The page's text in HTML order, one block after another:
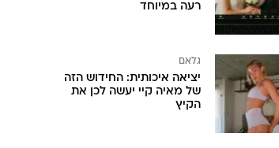
רעה במיוחד
גלאם
יציאה איכותית: החידוש הזה
של מאיה קיי יעשה לכן את
הקיץ